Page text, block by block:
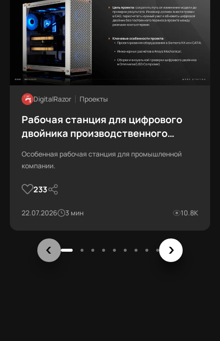
DigitalRazor Проекты
Рабочая станция для цифрового
двойника производственного
Особенная рабочая станция для промышленной
компании.
233
22.07.2026 3 мин 10.8К